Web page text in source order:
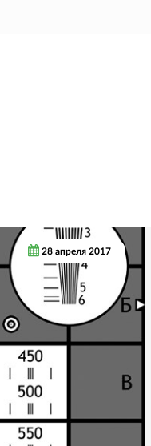
28 апреля 2017